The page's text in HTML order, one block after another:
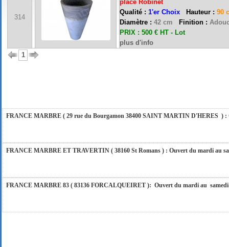
314
place Robinet
Qualité : 1'er Choix Hauteur : 90
Diamètre : 42 cm Finition :
PRIX : 500 € HT - Lot
plus d'info
1
FRANCE MARBRE 13 ( 13680 LANCON PROVENCE ): Ouvert du mardi au
FRANCE MARBRE 84 ( 84600 VALREAS ): Ouvert du mardi au samedi inclus de
FRANCE MARBRE ( 29 rue du Bourgamon 38400 SAINT MARTIN D'HERES ) :
FRANCE MARBRE ET TRAVERTIN ( 38160 St Romans ) : Ouvert du mardi au
FRANCE MARBRE 83 ( 83136 FORCALQUEIRET ): Ouvert du mardi au samedi